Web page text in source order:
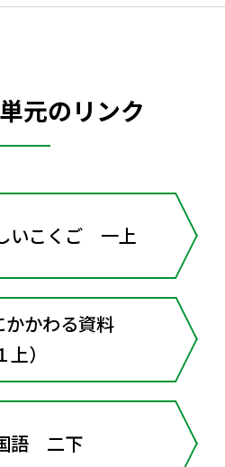
元のリンク
いこくご 一上
かわる資料
上）
語 二下